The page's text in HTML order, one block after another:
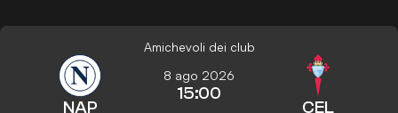
Amichevoli dei club
NAP
8 ago 2026
15:00
CEL